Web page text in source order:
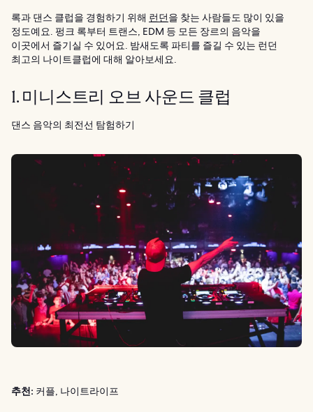
록과 댄스 클럽을 경험하기 위해 런던을 찾는 사람들도 많이 있을
정도예요. 펑크 록부터 트랜스, EDM 등 모든 장르의 음악을
이곳에서 즐기실 수 있어요. 밤새도록 파티를 즐길 수 있는 런던
최고의 나이트클럽에 대해 알아보세요.
1. 미니스트리 오브 사운드 클럽
댄스 음악의 최전선 탐험하기
추천: 커플, 나이트라이프